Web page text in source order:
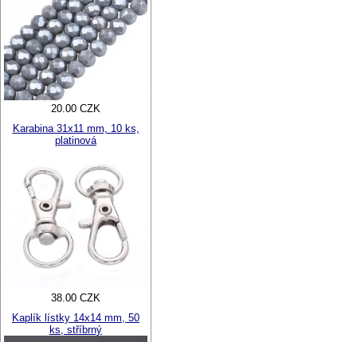
20.00 CZK
Karabina 31x11 mm, 10 ks,
platinová
38.00 CZK
Kaplík lístky 14x14 mm, 50
ks, stříbrný